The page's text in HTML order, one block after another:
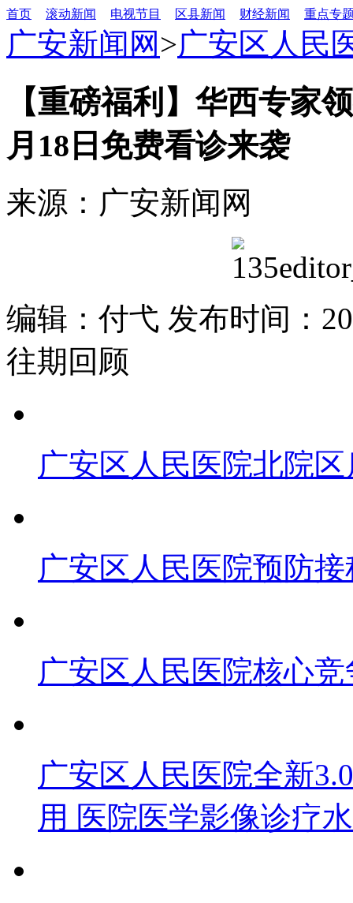
首页 滚动新闻 电视节目 区县新闻 财经新闻 重点专
广安新闻网 >广安区人民
【重磅福利】华西专家
月18日免费看诊来袭
来源：广安新闻网
编辑：付弋 发布时间：
往期回顾
广安区人民医院北院
广安区人民医院预防
广安区人民医院核心
广安区人民医院全新
用 医院医学影像诊疗